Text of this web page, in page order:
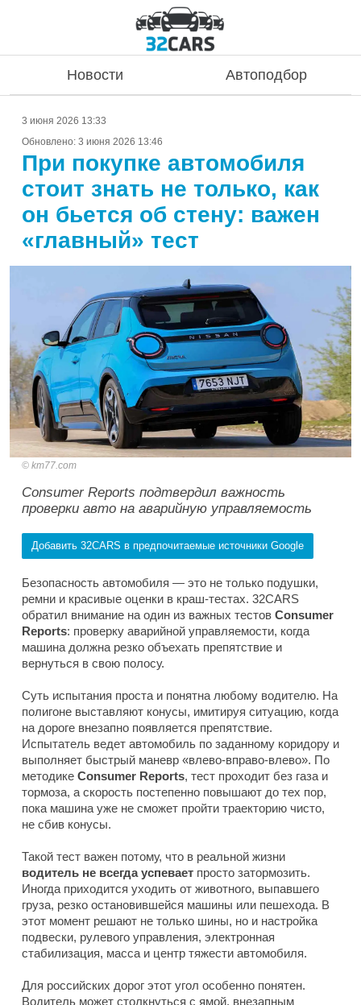
Новости Автоподбор
3 июня 2026 13:33
Обновлено: 3 июня 2026 13:46
При покупке автомобиля
стоит знать не только, как
он бьется об стену: важен
«главный» тест
km77.com
Consumer Reports подтвердил важность
проверки авто на аварийную управляемость
Добавить 32CARS в предпочитаемые источники Google
Безопасность автомобиля — это не только подушки,
ремни и красивые оценки в краш-тестах. 32CARS
обратил внимание на один из важных тестов Consumer
Reports: проверку аварийной управляемости, когда
машина должна резко объехать препятствие и
вернуться в свою полосу.
Суть испытания проста и понятна любому водителю. На
полигоне выставляют конусы, имитируя ситуацию, когда
на дороге внезапно появляется препятствие.
Испытатель ведет автомобиль по заданному коридору и
выполняет быстрый маневр «влево-вправо-влево». По
методике Consumer Reports, тест проходит без газа и
тормоза, а скорость постепенно повышают до тех пор,
пока машина уже не сможет пройти траекторию чисто,
не сбив конусы.
Такой тест важен потому, что в реальной жизни
водитель не всегда успевает просто затормозить.
Иногда приходится уходить от животного, выпавшего
груза, резко остановившейся машины или пешехода. В
этот момент решают не только шины, но и настройка
подвески, рулевого управления, электронная
стабилизация, масса и центр тяжести автомобиля.
Для российских дорог этот угол особенно понятен.
Водитель может столкнуться с ямой, внезапным